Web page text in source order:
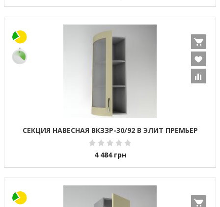
СЕКЦИЯ НАВЕСНАЯ ВКЗЗР-30/92 В ЭЛИТ ПРЕМЬЕР
4 484 грн